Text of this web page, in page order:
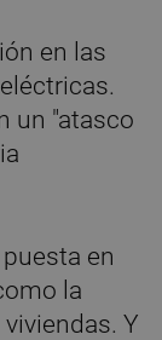
en las
un "atasco
en
la
Y